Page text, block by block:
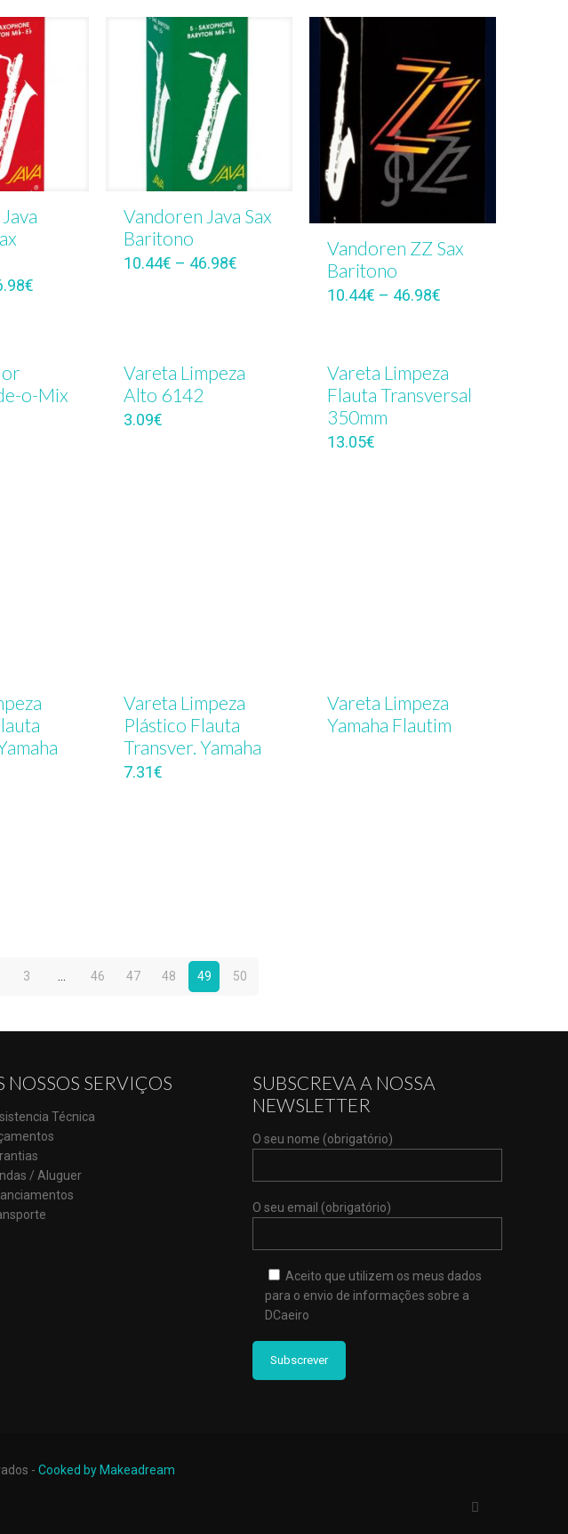
€
Vandoren Java Sax
Baritono
10.44€ – 46.98€
Vandoren ZZ Sax
Baritono
10.44€ – 46.98€
o-Mix
Vareta Limpeza
Alto 6142
3.09€
Vareta Limpeza
Flauta Transversal
350mm
13.05€
Vareta Limpeza
Plástico Flauta
Transver. Yamaha
7.31€
Vareta Limpeza
Yamaha Flautim
3 46 47 48 49 50
NOSSOS SERVIÇOS
Técnica
/ Aluguer
SUBSCREVA A NOSSA
NEWSLETTER
O seu nome (obrigatório)
O seu email (obrigatório)
Aceito que utilizem os meus dados
para o envio de informações sobre a
DCaeiro
- Cooked by Makeadream